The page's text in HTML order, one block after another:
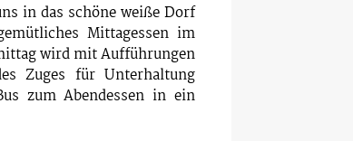
in das schöne weiße Dorf
Mittagessen im
wird mit Aufführungen
Zuges für Unterhaltung
zum Abendessen in ein